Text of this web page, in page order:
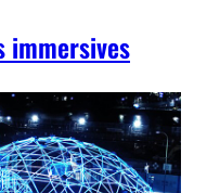
immersives